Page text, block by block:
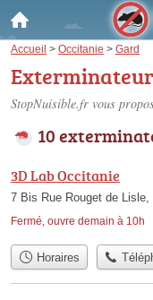
Accueil > Occitanie > Gard
StopNuisible.fr vous
10
3D Lab Occitanie
7 Bis Rue Rouget de Lisle,
Fermé, ouvre demain à 10h
Horaires